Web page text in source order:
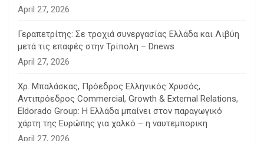
April 27, 2026
Γεραπετρίτης: Σε τροχιά συνεργασίας Ελλάδα και Λιβύη
μετά τις επαφές στην Τρίπολη – Dnews
April 27, 2026
Χρ. Μπαλάσκας, Πρόεδρος Ελληνικός Χρυσός,
Αντιπρόεδρος Commercial, Growth & External Relations,
Eldorado Group: Η Ελλάδα μπαίνει στον παραγωγικό
χάρτη της Ευρώπης για χαλκό – η ναυτεμπορικη
April 27, 2026